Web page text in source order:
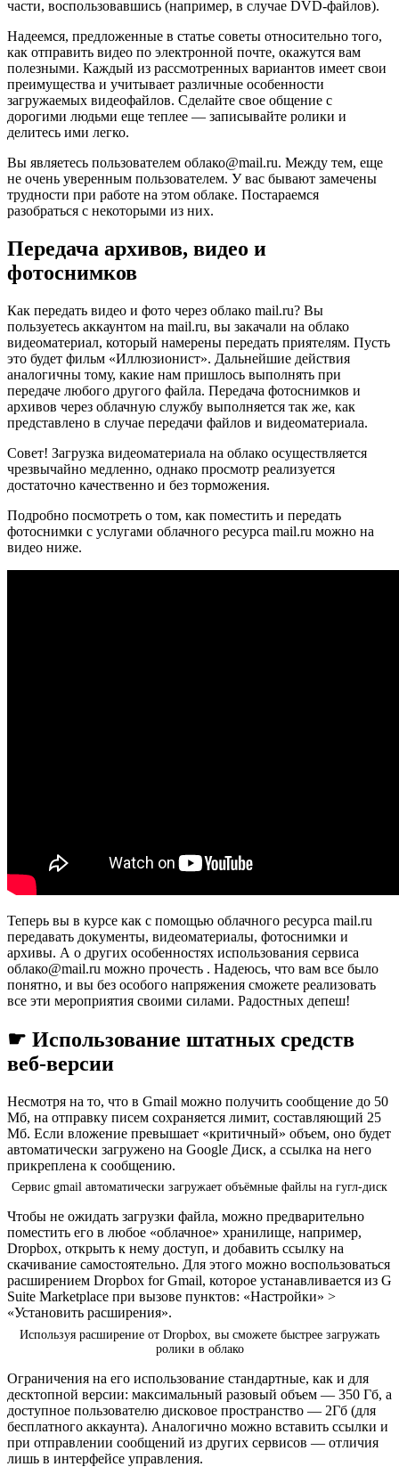
части, воспользовавшись (например, в случае DVD-файлов).
Надеемся, предложенные в статье советы относительно того,
как отправить видео по электронной почте, окажутся вам
полезными. Каждый из рассмотренных вариантов имеет свои
преимущества и учитывает различные особенности
загружаемых видеофайлов. Сделайте свое общение с
дорогими людьми еще теплее — записывайте ролики и
делитесь ими легко.
Вы являетесь пользователем облако@mail.ru. Между тем, еще
не очень уверенным пользователем. У вас бывают замечены
трудности при работе на этом облаке. Постараемся
разобраться с некоторыми из них.
Передача архивов, видео и
фотоснимков
Как передать видео и фото через облако mail.ru? Вы
пользуетесь аккаунтом на mail.ru, вы закачали на облако
видеоматериал, который намерены передать приятелям. Пусть
это будет фильм «Иллюзионист». Дальнейшие действия
аналогичны тому, какие нам пришлось выполнять при
передаче любого другого файла. Передача фотоснимков и
архивов через облачную службу выполняется так же, как
представлено в случае передачи файлов и видеоматериала.
Совет! Загрузка видеоматериала на облако осуществляется
чрезвычайно медленно, однако просмотр реализуется
достаточно качественно и без торможения.
Подробно посмотреть о том, как поместить и передать
фотоснимки с услугами облачного ресурса mail.ru можно на
видео ниже.
Теперь вы в курсе как с помощью облачного ресурса mail.ru
передавать документы, видеоматериалы, фотоснимки и
архивы. А о других особенностях использования сервиса
облако@mail.ru можно прочесть . Надеюсь, что вам все было
понятно, и вы без особого напряжения сможете реализовать
все эти мероприятия своими силами. Радостных депеш!
☛ Использование штатных средств
веб-версии
Несмотря на то, что в Gmail можно получить сообщение до 50
Мб, на отправку писем сохраняется лимит, составляющий 25
Мб. Если вложение превышает «критичный» объем, оно будет
автоматически загружено на Google Диск, а ссылка на него
прикреплена к сообщению.
Сервис gmail автоматически загружает объёмные файлы на гугл-диск
Чтобы не ожидать загрузки файла, можно предварительно
поместить его в любое «облачное» хранилище, например,
Dropbox, открыть к нему доступ, и добавить ссылку на
скачивание самостоятельно. Для этого можно воспользоваться
расширением Dropbox for Gmail, которое устанавливается из G
Suite Marketplace при вызове пунктов: «Настройки» >
«Установить расширения».
Используя расширение от Dropbox, вы сможете быстрее загружать
ролики в облако
Ограничения на его использование стандартные, как и для
десктопной версии: максимальный разовый объем — 350 Гб, а
доступное пользователю дисковое пространство — 2Гб (для
бесплатного аккаунта). Аналогично можно вставить ссылки и
при отправлении сообщений из других сервисов — отличия
лишь в интерфейсе управления.